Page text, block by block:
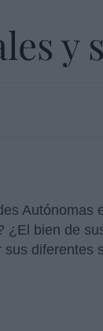
y
Autónomas
¿El bien de
diferentes